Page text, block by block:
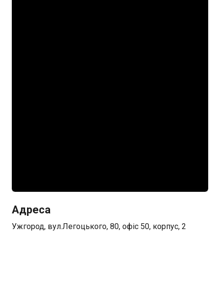
Адреса
Ужгород, вул.Легоцького, 80, офіс 50, корпус, 2